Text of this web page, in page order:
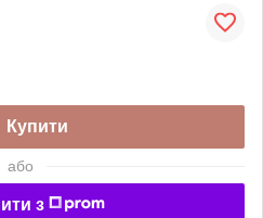
Купити
або
з